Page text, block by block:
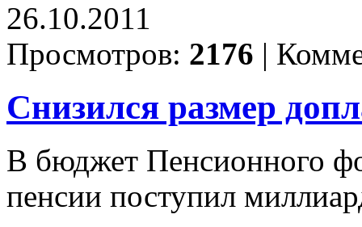
26.10.2011
Просмотров: 2176 |
Снизился размер
В бюджет Пенсионного
пенсии поступил